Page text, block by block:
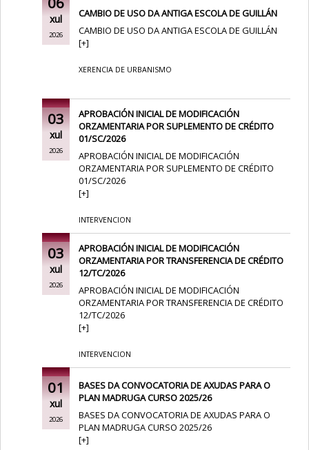
xul
2026
CAMBIO DE USO DA ANTIGA ESCOLA DE GUILLÁN
CAMBIO DE USO DA ANTIGA ESCOLA DE GUILLÁN
[+]
XERENCIA DE URBANISMO
03
xul
2026
APROBACIÓN INICIAL DE MODIFICACIÓN
ORZAMENTARIA POR SUPLEMENTO DE CRÉDITO
01/SC/2026
APROBACIÓN INICIAL DE MODIFICACIÓN
ORZAMENTARIA POR SUPLEMENTO DE CRÉDITO
01/SC/2026
[+]
INTERVENCION
03
xul
2026
APROBACIÓN INICIAL DE MODIFICACIÓN
ORZAMENTARIA POR TRANSFERENCIA DE CRÉDITO
12/TC/2026
APROBACIÓN INICIAL DE MODIFICACIÓN
ORZAMENTARIA POR TRANSFERENCIA DE CRÉDITO
12/TC/2026
[+]
INTERVENCION
01
xul
2026
BASES DA CONVOCATORIA DE AXUDAS PARA O
PLAN MADRUGA CURSO 2025/26
BASES DA CONVOCATORIA DE AXUDAS PARA O
PLAN MADRUGA CURSO 2025/26
[+]